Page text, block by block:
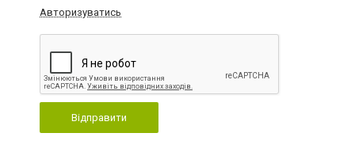
Авторизуватись
Відправити